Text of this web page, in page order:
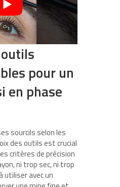
pour un
en phase
sourcils selon les
des outils est crucial
critères de précision
ni trop sec, ni trop
utiliser avec un